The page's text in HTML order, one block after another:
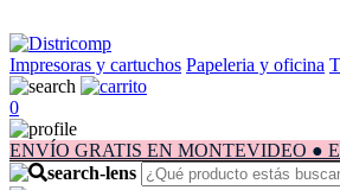
Impresoras y cartuchos Papeleria y oficina
0
ENVÍO GRATIS EN MONTEVIDEO ●